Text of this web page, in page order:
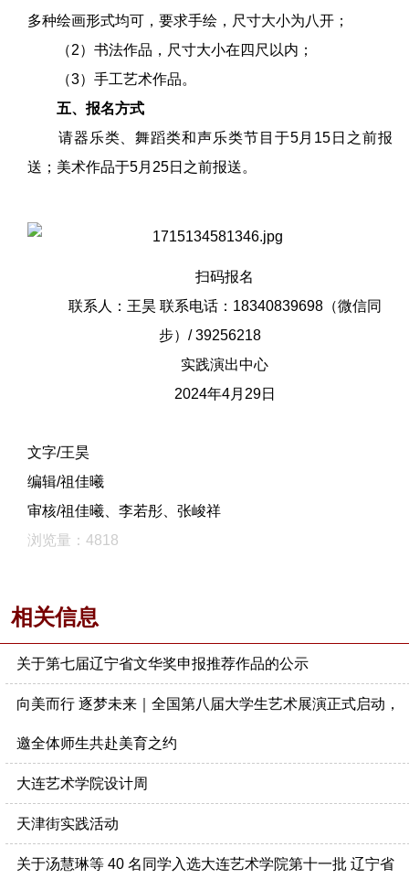
多种绘画形式均可，要求手绘，尺寸大小为八开；
（2）书法作品，尺寸大小在四尺以内；
（3）手工艺术作品。
五、报名方式
请器乐类、舞蹈类和声乐类节目于5月15日之前报
送；美术作品于5月25日之前报送。
扫码报名
联系人：王昊 联系电话：18340839698（微信同
步）/ 39256218
实践演出中心
2024年4月29日
文字/王昊
编辑/祖佳曦
审核/祖佳曦、李若彤、张峻祥
浏览量：4818
相关信息
关于第七届辽宁省文华奖申报推荐作品的公示
向美而行 逐梦未来｜全国第八届大学生艺术展演正式启动，
邀全体师生共赴美育之约
大连艺术学院设计周
天津街实践活动
关于汤慧琳等 40 名同学入选大连艺术学院第十一批 辽宁省